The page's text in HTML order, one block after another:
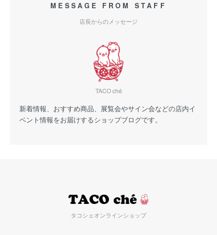
MESSAGE FROM STAFF
店長からのメッセージ
TACO ché
新着情報、おすすめ商品、展覧会やサイン会などの店内イ
ベント情報をお届けするショップブログです。
タコシェオンラインショップ